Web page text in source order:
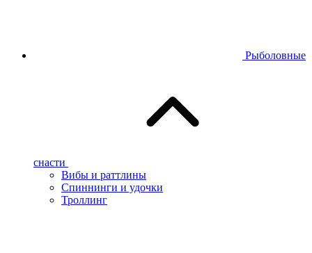
Рыболовные
снасти
Вибы и раттлины
Спиннинги и удочки
Троллинг